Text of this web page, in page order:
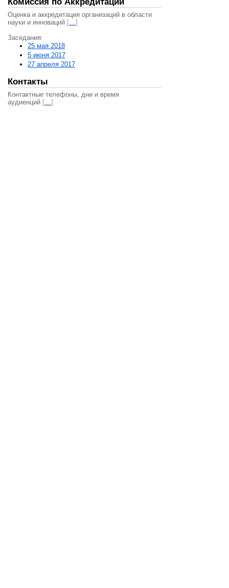
Оценка и аккредитация организаций в области
науки и инноваций […]
Заседания:
25 мая 2018
5 июня 2017
27 апреля 2017
Контакты
Контактные телефоны, дни и время
аудиенций […]